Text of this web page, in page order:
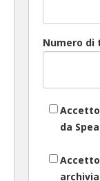
Numero di
da